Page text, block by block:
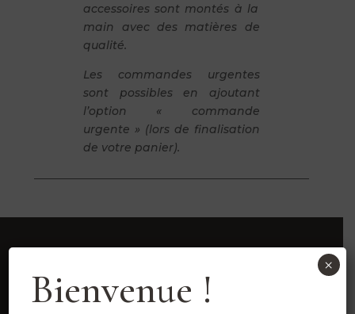
accessoires sont montés à la
main avec des matières de
qualité.
Les commandes urgentes
sont possibles en ajoutant
l’option « commande
urgente » (lors de finalisation
de votre panier).
Bienvenue !
×